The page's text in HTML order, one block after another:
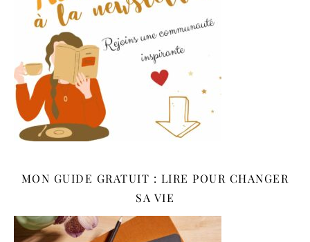
MON GUIDE GRATUIT : LIRE POUR CHANGER
SA VIE